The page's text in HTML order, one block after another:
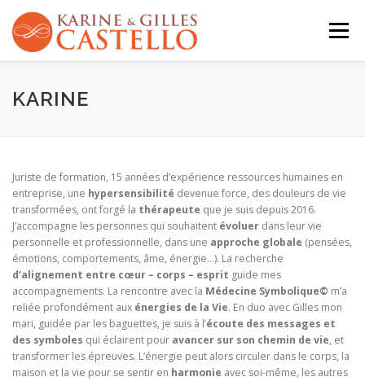
contenu
Menu
QUI SOMMES-NOUS ?
KARINE
Juriste de formation, 15 années d’expérience ressources humaines en
entreprise, une hypersensibilité devenue force, des douleurs de vie
transformées, ont forgé la thérapeute que je suis depuis 2016.
J’accompagne les personnes qui souhaitent évoluer dans leur vie
personnelle et professionnelle, dans une approche globale (pensées,
émotions, comportements, âme, énergie…). La recherche
d’alignement entre cœur – corps – esprit guide mes
accompagnements. La rencontre avec la Médecine Symbolique© m’a
reliée profondément aux énergies de la Vie. En duo avec Gilles mon
mari, guidée par les baguettes, je suis à l’écoute des messages et
des symboles qui éclairent pour avancer sur son chemin de vie, et
transformer les épreuves. L’énergie peut alors circuler dans le corps, la
maison et la vie pour se sentir en harmonie avec soi-même, les autres